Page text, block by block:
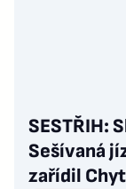
SESTŘIH:
Sešívaná
zařídil